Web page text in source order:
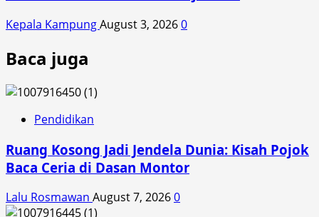
Kepala KampungAugust 3, 20260
Baca juga
Pendidikan
Ruang Kosong Jadi Jendela Dunia: Kisah Pojok
Baca Ceria di Dasan Montor
Lalu Rosmawan August 7, 20260